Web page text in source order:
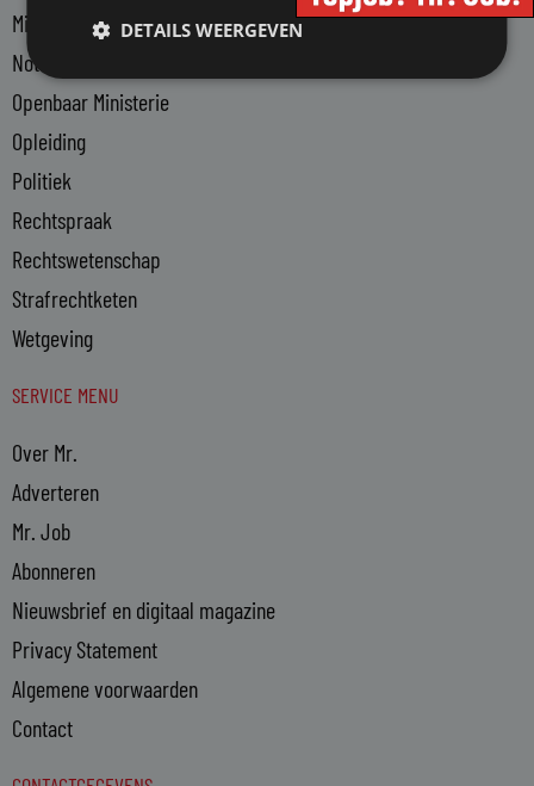
Ministerie van Justitie en Veiligheid
Notariaat
Openbaar Ministerie
Opleiding
Politiek
Rechtspraak
Rechtswetenschap
Strafrechtketen
Wetgeving
SERVICE MENU
Over Mr.
Adverteren
Mr. Job
Abonneren
Nieuwsbrief en digitaal magazine
Privacy Statement
Algemene voorwaarden
Contact
DETAILS WEERGEVEN